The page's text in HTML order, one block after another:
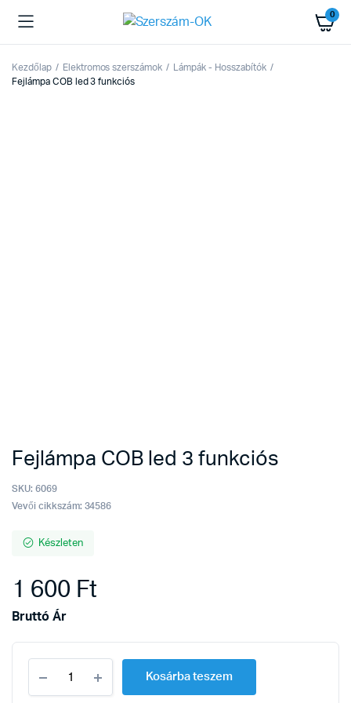
0
Kezdőlap Elektromos szerszámok
Lámpák - Hosszabítók
Fejlámpa COB led 3 funkciós
Fejlámpa COB led 3 funkciós
SKU: 6069
Vevői cikkszám: 34586
Készleten
1 600 Ft
Bruttó Ár
COB
led
Kosárba teszem